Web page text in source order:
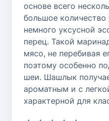
основе всего
большое количество
немного уксусной
перец. Такой
мясо, не перебивая
поэтому особенно
шеи. Шашлык
ароматным и с
характерной для